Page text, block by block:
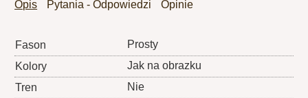
Opis Pytania - Odpowiedzi Opinie
Fason
Prosty
Kolory
Jak na obrazku
Tren
Nie